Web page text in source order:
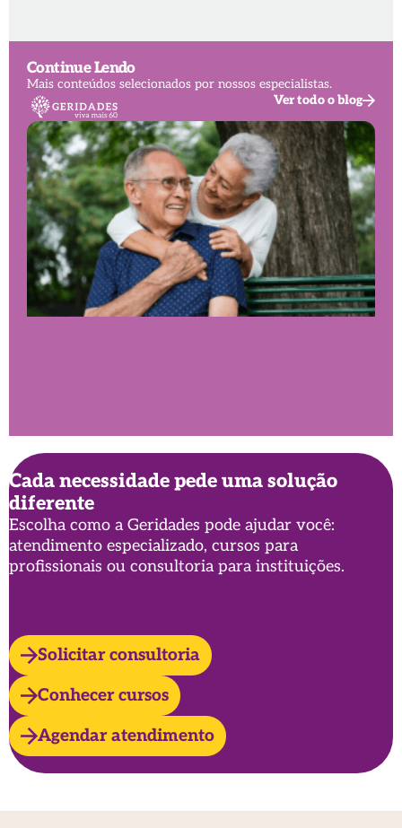
Continue Lendo
Mais conteúdos selecionados por nossos especialistas.
Ver todo o blog
Conheça o novo perfil da população idosa no
Brasil
Cada necessidade pede uma solução
diferente
Escolha como a Geridades pode ajudar você:
atendimento especializado, cursos para
profissionais ou consultoria para instituições.
Solicitar consultoria
Conhecer cursos
Agendar atendimento